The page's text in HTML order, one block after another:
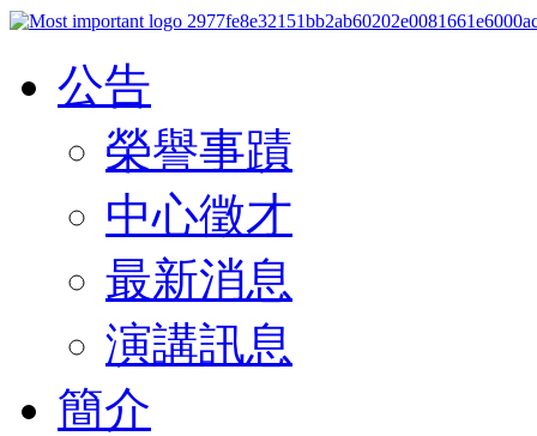
公告
榮譽事蹟
中心徵才
最新消息
演講訊息
簡介